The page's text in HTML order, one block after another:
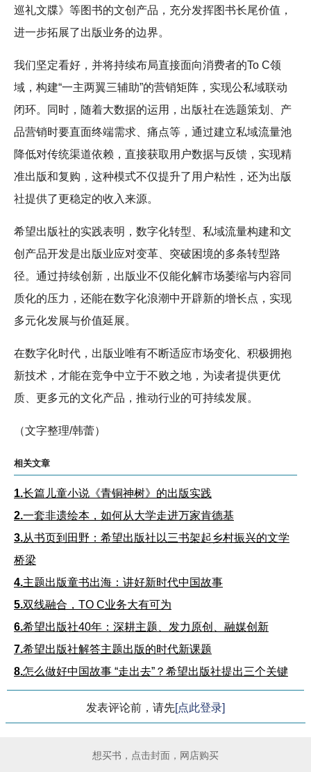
巡礼文牒》等图书的文创产品，充分发挥图书长尾价值，
进一步拓展了出版业务的边界。
我们坚定看好，并将持续布局直接面向消费者的To C领
域，构建“一主两翼三辅助”的营销矩阵，实现公私域联动
闭环。同时，随着大数据的运用，出版社在选题策划、产
品营销时要直面终端需求、痛点等，通过建立私域流量池
降低对传统渠道依赖，直接获取用户数据与反馈，实现精
准出版和复购，这种模式不仅提升了用户粘性，还为出版
社提供了更稳定的收入来源。
希望出版社的实践表明，数字化转型、私域流量构建和文
创产品开发是出版业应对变革、突破困境的多条转型路
径。通过持续创新，出版业不仅能化解市场萎缩与内容同
质化的压力，还能在数字化浪潮中开辟新的增长点，实现
多元化发展与价值延展。
在数字化时代，出版业唯有不断适应市场变化、积极拥抱
新技术，才能在竞争中立于不败之地，为读者提供更优
质、更多元的文化产品，推动行业的可持续发展。
（文字整理/韩蕾）
相关文章
1.长篇儿童小说《青铜神树》的出版实践
2.一套非遗绘本，如何从大学走进万家肯德基
3.从书页到田野：希望出版社以三书架起乡村振兴的文学
桥梁
4.主题出版童书出海：讲好新时代中国故事
5.双线融合，TO C业务大有可为
6.希望出版社40年：深耕主题、发力原创、融媒创新
7.希望出版社解答主题出版的时代新课题
8.怎么做好中国故事 “走出去”？希望出版社提出三个关键
发表评论前，请先[点此登录]
想买书，点击封面，网店购买